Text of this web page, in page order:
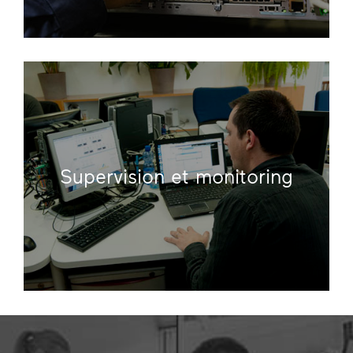
Supervision et monitoring